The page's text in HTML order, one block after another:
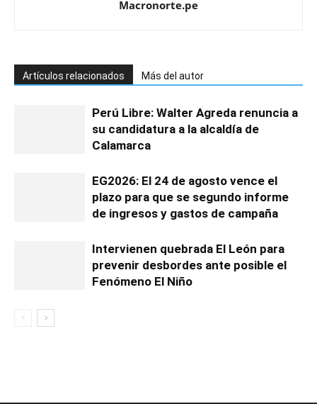
Macronorte.pe
Artículos relacionados Más del autor
Perú Libre: Walter Agreda renuncia a
su candidatura a la alcaldía de
Calamarca
EG2026: El 24 de agosto vence el
plazo para que se segundo informe
de ingresos y gastos de campaña
Intervienen quebrada El León para
prevenir desbordes ante posible el
Fenómeno El Niño